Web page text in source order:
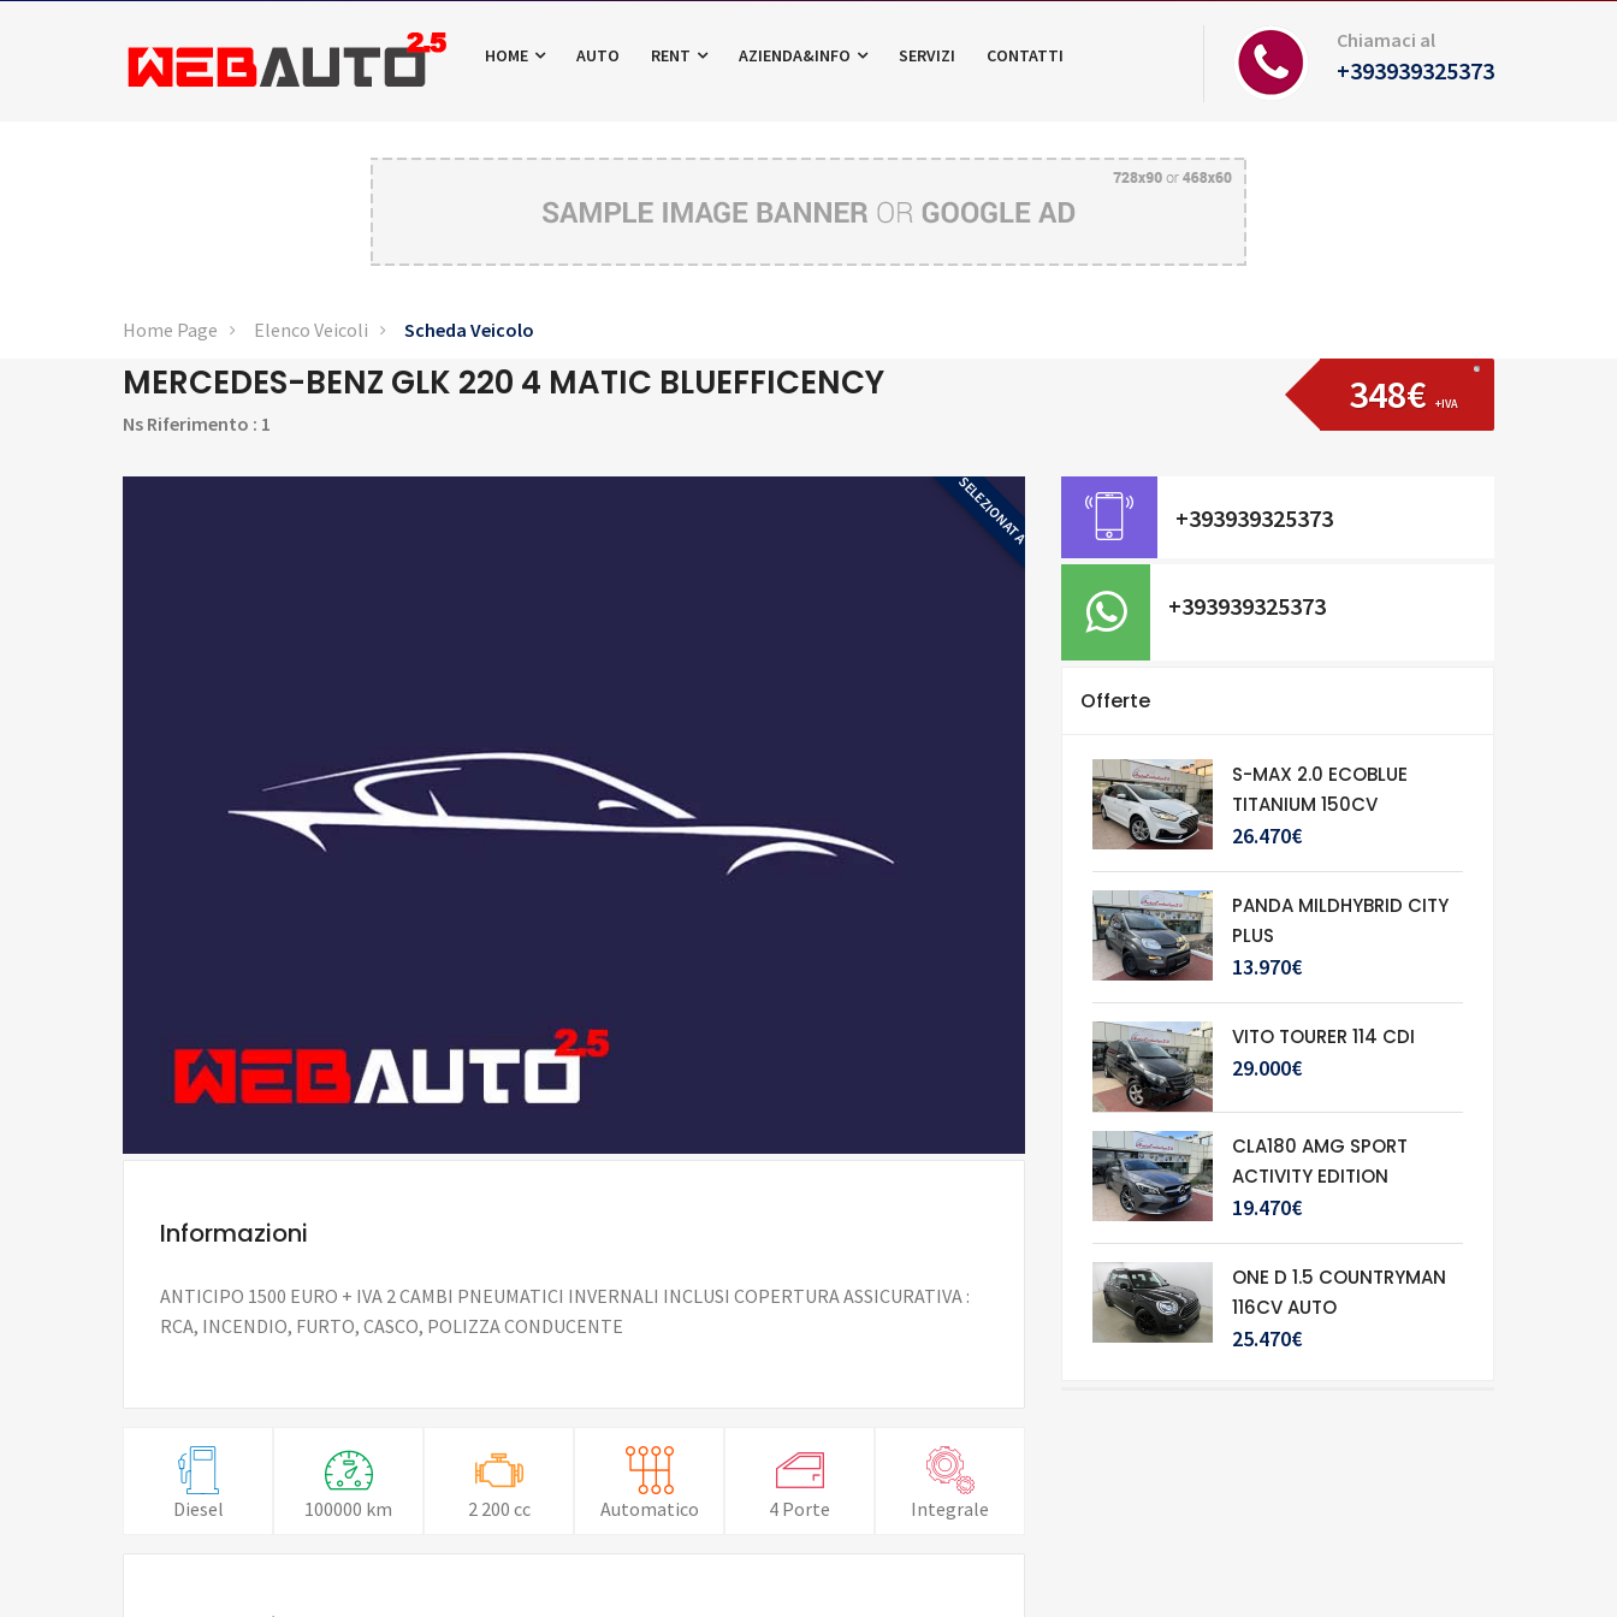
HOME AUTO RENT AZIENDA&INFO SERVIZI CONTATTI
Chiamaci al
+393939325373
Home Page Elenco Veicoli Scheda Veicolo
MERCEDES-BENZ GLK 220 4 MATIC BLUEFFICENCY
Ns Riferimento : 1
348€ +IVA
SELEZIONATA
Informazioni
ANTICIPO 1500 EURO + IVA 2 CAMBI PNEUMATICI INVERNALI INCLUSI COPERTURA ASSICURATIVA :
RCA, INCENDIO, FURTO, CASCO, POLIZZA CONDUCENTE
Diesel 100000 km 2 200 cc Automatico 4 Porte Integrale
+393939325373
+393939325373
Offerte
S-MAX 2.0 ECOBLUE
TITANIUM 150CV
26.470€
PANDA MILDHYBRID CITY
PLUS
13.970€
VITO TOURER 114 CDI
29.000€
CLA180 AMG SPORT
ACTIVITY EDITION
19.470€
ONE D 1.5 COUNTRYMAN
116CV AUTO
25.470€